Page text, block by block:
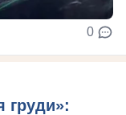
0
груди»: